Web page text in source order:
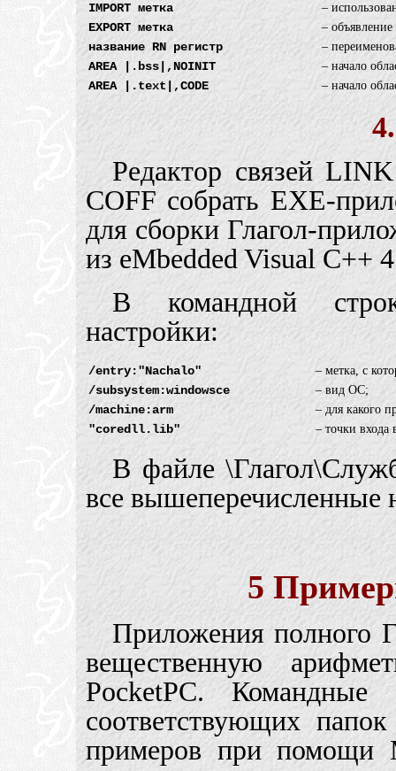
IMPORT метка –
EXPORT метка –
название RN регистр –
AREA |.bss|,NOINIT – начало
AREA |.text|,CODE – начало
Редактор связей
COFF собрать EXE-
для сборки Глагол-
из eMbedded Visual C++
В командной
настройки:
/entry:"Nachalo" – метка, с
/subsystem:windowsce – вид ОС;
/machine:arm – для какого
"coredll.lib" – точки входа
В файле
все вышеперечисленные
5
Приложения полного
вещественную
PocketPC.
соответствующих
примеров при